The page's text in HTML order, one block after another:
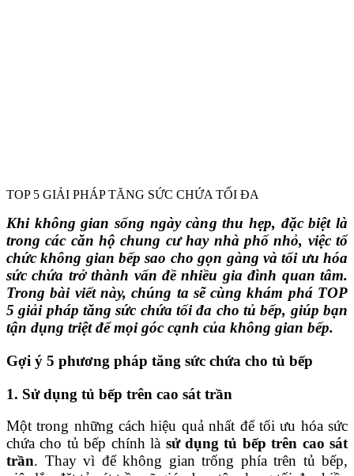
TOP 5 GIẢI PHÁP TĂNG SỨC CHỨA TỐI ĐA
Khi không gian sống ngày càng thu hẹp, đặc biệt là
trong các căn hộ chung cư hay nhà phố nhỏ, việc tổ
chức không gian bếp sao cho gọn gàng và tối ưu hóa
sức chứa trở thành vấn đề nhiều gia đình quan tâm.
Trong bài viết này, chúng ta sẽ cùng khám phá TOP
5 giải pháp tăng sức chứa tối đa cho tủ bếp, giúp bạn
tận dụng triệt để mọi góc cạnh của không gian bếp.
Gợi ý 5 phương pháp tăng sức chứa cho tủ bếp
1. Sử dụng tủ bếp trên cao sát trần
Một trong những cách hiệu quả nhất để tối ưu hóa sức
chứa cho tủ bếp chính là sử dụng tủ bếp trên cao sát
trần. Thay vì để không gian trống phía trên tủ bếp,